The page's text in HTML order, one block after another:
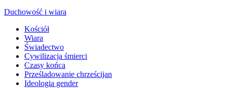
Duchowość i wiara
Kościół
Wiara
Świadectwo
Cywilizacja śmierci
Czasy końca
Prześladowanie chrześcijan
Ideologia gender